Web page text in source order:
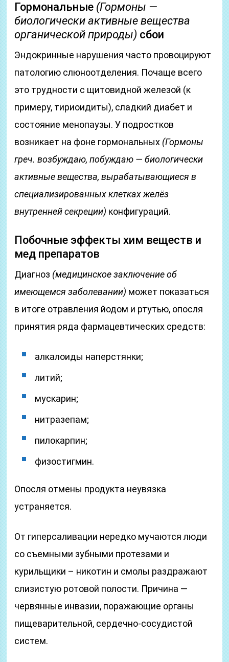
Гормональные (Гормоны —
биологически активные вещества
органической природы) сбои
Эндокринные нарушения часто провоцируют
патологию слюноотделения. Почаще всего
это трудности с щитовидной железой (к
примеру, тириоидиты), сладкий диабет и
состояние менопаузы. У подростков
возникает на фоне гормональных (Гормоны
греч. возбуждаю, побуждаю — биологически
активные вещества, вырабатывающиеся в
специализированных клетках желёз
внутренней секреции) конфигураций.
Побочные эффекты хим веществ и
мед препаратов
Диагноз (медицинское заключение об
имеющемся заболевании) может показаться
в итоге отравления йодом и ртутью, опосля
принятия ряда фармацевтических средств:
алкалоиды наперстянки;
литий;
мускарин;
нитразепам;
пилокарпин;
физостигмин.
Опосля отмены продукта неувязка
устраняется.
От гиперсаливации нередко мучаются люди
со съемными зубными протезами и
курильщики – никотин и смолы раздражают
слизистую ротовой полости. Причина —
червянные инвазии, поражающие органы
пищеварительной, сердечно-сосудистой
систем.